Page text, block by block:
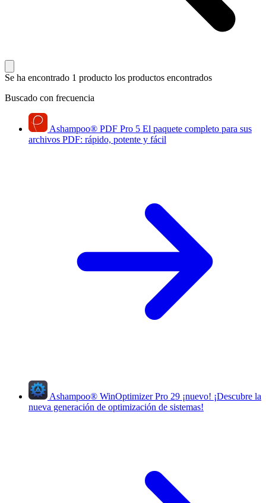
Se ha encontrado 1 producto los productos encontrados
Buscado con frecuencia
Ashampoo® PDF Pro 5 El paquete completo para sus
archivos PDF: rápido, potente y fácil
Ashampoo® WinOptimizer Pro 29 ¡nuevo! ¡Descubre la
nueva generación de optimización de sistemas!